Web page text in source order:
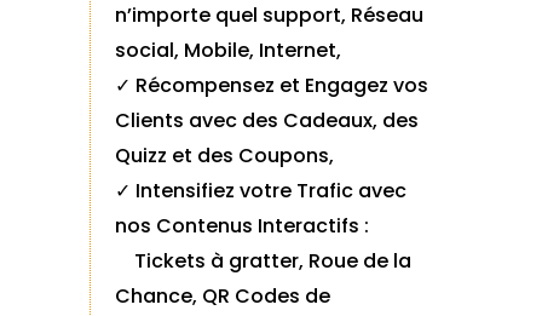
n’importe quel support, Réseau
social, Mobile, Internet,
✓ Récompensez et Engagez vos
Clients avec des Cadeaux, des
Quizz et des Coupons,
✓ Intensifiez votre Trafic avec
nos Contenus Interactifs :
Tickets à gratter, Roue de la
Chance, QR Codes de